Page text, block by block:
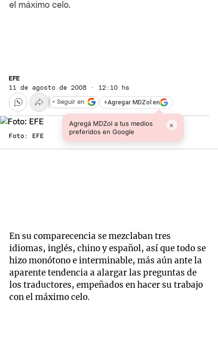
el máximo celo.
EFE
11 de agosto de 2008 · 12:10 hs
+Agregar MDZol en
Agregá MDZol a tus medios
preferidos en Google
×
+ Seguir en
Foto: EFE
En su comparecencia se mezclaban tres
idiomas, inglés, chino y español, así que todo se
hizo monótono e interminable, más aún ante la
aparente tendencia a alargar las preguntas de
los traductores, empeñados en hacer su trabajo
con el máximo celo.